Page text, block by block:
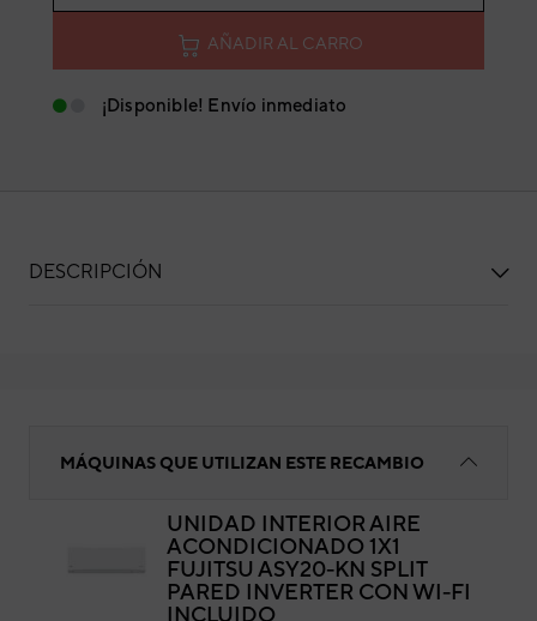
AÑADIR AL CARRO
¡Disponible! Envío inmediato
DESCRIPCIÓN
MÁQUINAS QUE UTILIZAN ESTE RECAMBIO
UNIDAD INTERIOR AIRE
ACONDICIONADO 1X1
FUJITSU ASY20-KN SPLIT
PARED INVERTER CON WI-FI
INCLUIDO